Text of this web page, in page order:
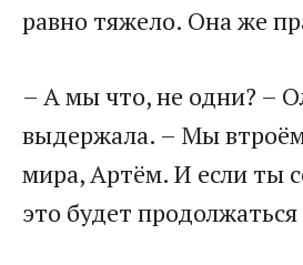
равно тяжело. Она же
– А мы что, не одни? –
выдержала. – Мы втроём
мира, Артём. И если ты
это будет